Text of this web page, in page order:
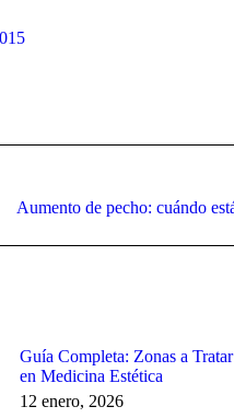
Aumento de pecho: cuándo
Guía Completa: Zonas a
en Medicina Estética
12 enero, 2026